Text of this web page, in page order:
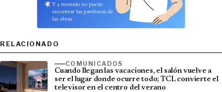
RELACIONADO
COMUNICADOS
Cuando llegan las vacaciones, el salón vuelve a
ser el lugar donde ocurre todo; TCL convierte el
televisor en el centro del verano